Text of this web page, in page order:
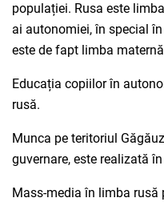
populației. Rusa este
ai autonomiei, în special
este de fapt limba
Educația copiilor în
rusă.
Munca pe teritoriul
guvernare, este realizată
Mass-media în limba rusă